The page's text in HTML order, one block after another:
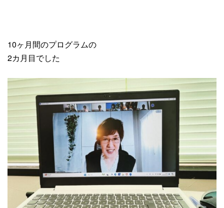
10ヶ月間のプログラムの
2カ月目でした